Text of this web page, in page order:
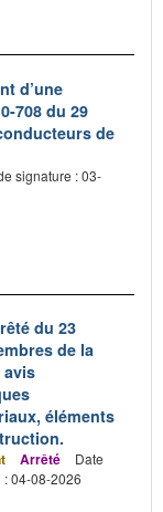
d’une
708 du 29
de
signature : 03-
du 23
de la
avis
éléments
Arrêté
Date
04-08-2026